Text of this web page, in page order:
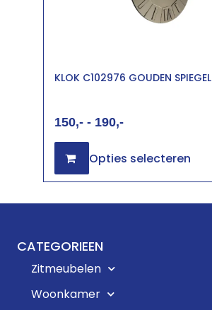
KLOK C102976 GOUDEN SPIEGEL
150 - 190
Opties selecteren
CATEGORIEEN
Zitmeubelen
Woonkamer